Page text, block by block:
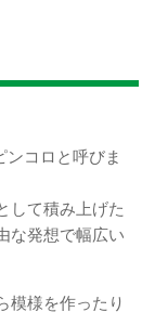
コロと呼びま
して積み上げた
な発想で幅広い
模様を作ったり